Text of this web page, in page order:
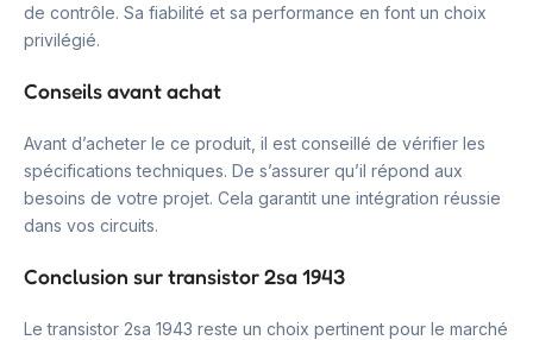
de contrôle. Sa fiabilité et sa performance en font un choix
privilégié.
Conseils avant achat
Avant d’acheter le ce produit, il est conseillé de vérifier les
spécifications techniques. De s’assurer qu’il répond aux
besoins de votre projet. Cela garantit une intégration réussie
dans vos circuits.
Conclusion sur transistor 2sa 1943
Le transistor 2sa 1943 reste un choix pertinent pour le marché